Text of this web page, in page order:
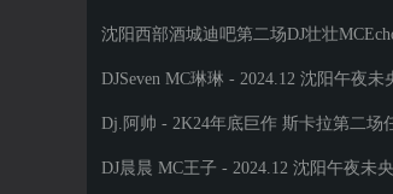
沈阳西部酒城迪吧第二场DJ壮壮
DJSeven MC琳琳 - 2024.12 沈阳午夜
Dj.阿帅 - 2K24年底巨作 斯卡拉第二场
DJ晨晨 MC王子 - 2024.12 沈阳午夜未